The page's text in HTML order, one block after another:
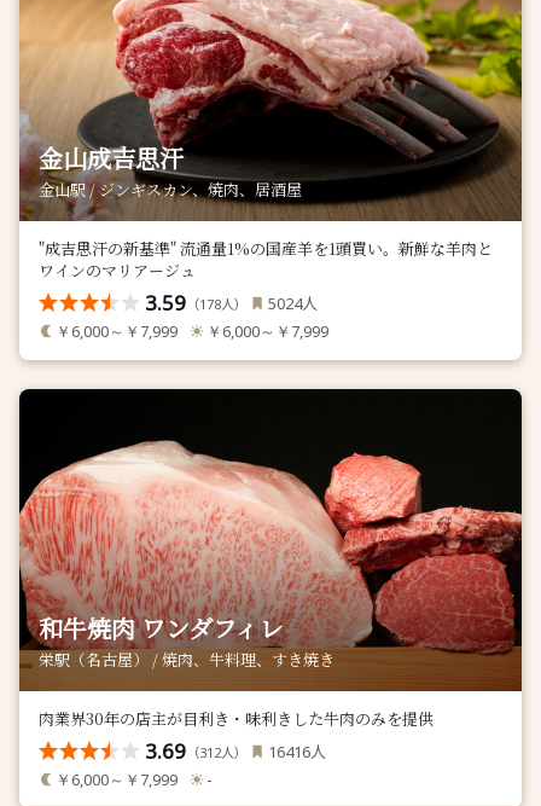
金山成吉思汗
金山駅 / ジンギスカン、焼肉、居酒屋
"成吉思汗の新基準" 流通量1%の国産羊を1頭買い。新鮮な羊肉と
ワインのマリアージュ
3.59 （178人） 5024人
￥6,000～￥7,999 ￥6,000～￥7,999
和牛焼肉 ワンダフィレ
栄駅（名古屋） / 焼肉、牛料理、すき焼き
肉業界30年の店主が目利き・味利きした牛肉のみを提供
3.69 （312人） 16416人
￥6,000～￥7,999 -